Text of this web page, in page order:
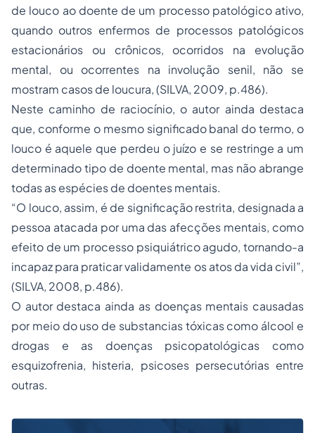
de louco ao doente de um processo patológico ativo,
quando outros enfermos de processos patológicos
estacionários ou crônicos, ocorridos na evolução
mental, ou ocorrentes na involução senil, não se
mostram casos de loucura, (SILVA, 2009, p.486).
Neste caminho de raciocínio, o autor ainda destaca
que, conforme o mesmo significado banal do termo, o
louco é aquele que perdeu o juízo e se restringe a um
determinado tipo de doente mental, mas não abrange
todas as espécies de doentes mentais.
“O louco, assim, é de significação restrita, designada a
pessoa atacada por uma das afecções mentais, como
efeito de um processo psiquiátrico agudo, tornando-a
incapaz para praticar validamente os atos da vida civil”,
(SILVA, 2008, p.486).
O autor destaca ainda as doenças mentais causadas
por meio do uso de substancias tóxicas como álcool e
drogas e as doenças psicopatológicas como
esquizofrenia, histeria, psicoses persecutórias entre
outras.